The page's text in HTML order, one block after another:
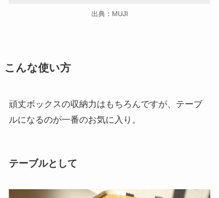
出典：MUJI
こんな使い方
頑丈ボックスの収納力はもちろんですが、テーブ
ルになるのが一番のお気に入り。
テーブルとして